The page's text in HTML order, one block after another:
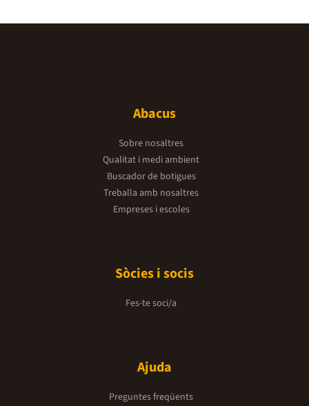
Abacus
Sobre nosaltres
Qualitat i medi ambient
Buscador de botigues
Treballa amb nosaltres
Empreses i escoles
Sòcies i socis
Fes-te soci/a
Ajuda
Preguntes freqüents